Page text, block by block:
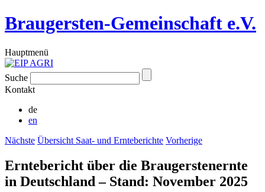
Braugersten-Gemeinschaft e.V.
Hauptmenü
Suche
Kontakt
de
en
Nächste Übersicht Saat- und Ernteberichte Vorherige
Erntebericht über die Braugerstenernte
in Deutschland – Stand: November 2025